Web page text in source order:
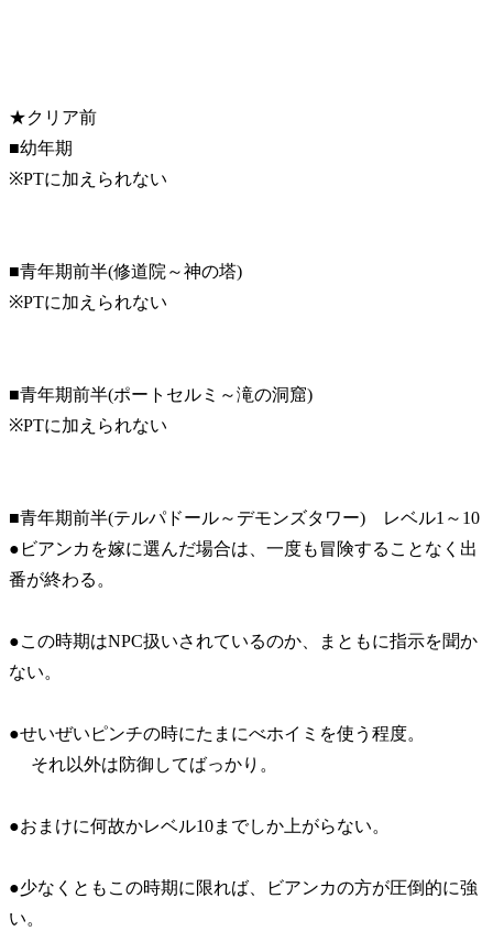
★クリア前
■幼年期
※PTに加えられない
■青年期前半(修道院～神の塔)
※PTに加えられない
■青年期前半(ポートセルミ～滝の洞窟)
※PTに加えられない
■青年期前半(テルパドール～デモンズタワー) レベル1～10
●ビアンカを嫁に選んだ場合は、一度も冒険することなく出
番が終わる。
●この時期はNPC扱いされているのか、まともに指示を聞か
ない。
●せいぜいピンチの時にたまにべホイミを使う程度。
それ以外は防御してばっかり。
●おまけに何故かレベル10までしか上がらない。
●少なくともこの時期に限れば、ビアンカの方が圧倒的に強
い。